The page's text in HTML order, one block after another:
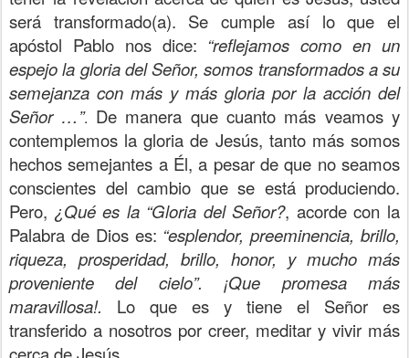
será transformado(a). Se cumple así lo que el
apóstol Pablo nos dice: “reflejamos como en un
espejo la gloria del Señor, somos transformados a su
semejanza con más y más gloria por la acción del
Señor …”. De manera que cuanto más veamos y
contemplemos la gloria de Jesús, tanto más somos
hechos semejantes a Él, a pesar de que no seamos
conscientes del cambio que se está produciendo.
Pero, ¿Qué es la “Gloria del Señor?, acorde con la
Palabra de Dios es: “esplendor, preeminencia, brillo,
riqueza, prosperidad, brillo, honor, y mucho más
proveniente del cielo”.
¡Que promesa más
maravillosa!. Lo que es y tiene el Señor es
transferido a nosotros por creer, meditar y vivir más
cerca de Jesús.